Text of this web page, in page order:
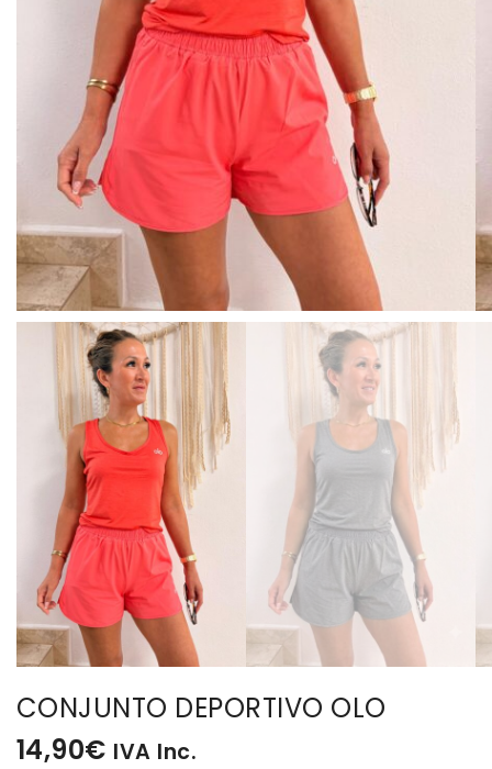
CALZADO
COMPLEMENTOS
TECNOLOGIA
HOGAR
TARJETAS REGALO
CONJUNTO DEPORTIVO OLO
14,90€ IVA Inc.